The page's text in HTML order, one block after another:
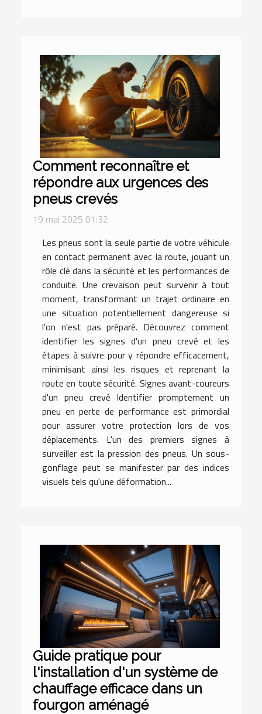
Comment reconnaître et
répondre aux urgences des
pneus crevés
19 mai 2025 01:32
Les pneus sont la seule partie de votre véhicule
en contact permanent avec la route, jouant un
rôle clé dans la sécurité et les performances de
conduite. Une crevaison peut survenir à tout
moment, transformant un trajet ordinaire en
une situation potentiellement dangereuse si
l'on n'est pas préparé. Découvrez comment
identifier les signes d'un pneu crevé et les
étapes à suivre pour y répondre efficacement,
minimisant ainsi les risques et reprenant la
route en toute sécurité. Signes avant-coureurs
d'un pneu crevé Identifier promptement un
pneu en perte de performance est primordial
pour assurer votre protection lors de vos
déplacements. L'un des premiers signes à
surveiller est la pression des pneus. Un sous-
gonflage peut se manifester par des indices
visuels tels qu'une déformation...
Guide pratique pour
l'installation d'un système de
chauffage efficace dans un
fourgon aménagé